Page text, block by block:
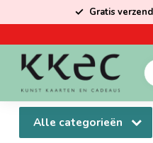
Gratis
Alle categorieën